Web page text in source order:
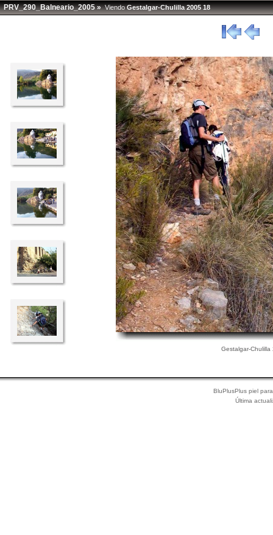
PRV_290_Balneario_2005»ViendoGestalgar-Chulilla 2005 18
Gestalgar-
BluPlusPlus piel
Última